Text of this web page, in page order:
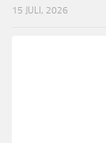
15 JULI, 2026